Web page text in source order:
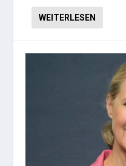
WEITERLESEN